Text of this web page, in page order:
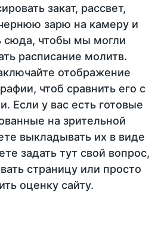
закат, рассвет,
зарю на камеру и
сюда, чтобы мы могли
расписание молитв.
отображение
чтоб сравнить его с
Если у вас есть готовые
на зрительной
выкладывать их в виде
задать тут свой вопрос,
страницу или просто
оценку сайту.